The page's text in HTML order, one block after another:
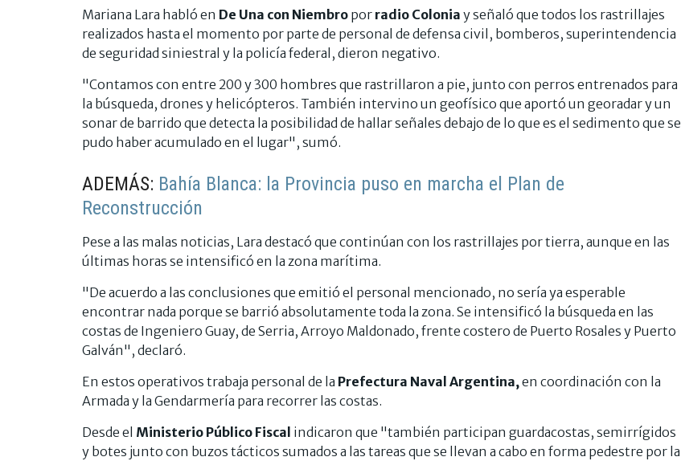
Mariana Lara habló en De Una con Niembro por radio Colonia y señaló que todos los rastrillajes
realizados hasta el momento por parte de personal de defensa civil, bomberos, superintendencia
de seguridad siniestral y la policía federal, dieron negativo.
"Contamos con entre 200 y 300 hombres que rastrillaron a pie, junto con perros entrenados para
la búsqueda, drones y helicópteros. También intervino un geofísico que aportó un georadar y un
sonar de barrido que detecta la posibilidad de hallar señales debajo de lo que es el sedimento que se
pudo haber acumulado en el lugar", sumó.
ADEMÁS: Bahía Blanca: la Provincia puso en marcha el Plan de
Reconstrucción
Pese a las malas noticias, Lara destacó que continúan con los rastrillajes por tierra, aunque en las
últimas horas se intensificó en la zona marítima.
"De acuerdo a las conclusiones que emitió el personal mencionado, no sería ya esperable
encontrar nada porque se barrió absolutamente toda la zona. Se intensificó la búsqueda en las
costas de Ingeniero Guay, de Serria, Arroyo Maldonado, frente costero de Puerto Rosales y Puerto
Galván", declaró.
En estos operativos trabaja personal de la Prefectura Naval Argentina, en coordinación con la
Armada y la Gendarmería para recorrer las costas.
Desde el Ministerio Público Fiscal indicaron que "también participan guardacostas, semirrígidos
y botes junto con buzos tácticos sumados a las tareas que se llevan a cabo en forma pedestre por la